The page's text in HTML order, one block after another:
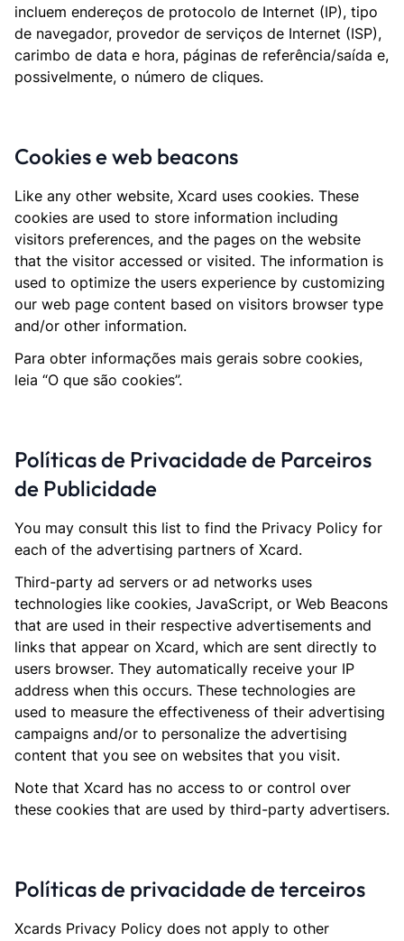
incluem endereços de protocolo de Internet (IP), tipo
de navegador, provedor de serviços de Internet (ISP),
carimbo de data e hora, páginas de referência/saída e,
possivelmente, o número de cliques.
Cookies e web beacons
Like any other website, Xcard uses cookies. These
cookies are used to store information including
visitors preferences, and the pages on the website
that the visitor accessed or visited. The information is
used to optimize the users experience by customizing
our web page content based on visitors browser type
and/or other information.
Para obter informações mais gerais sobre cookies,
leia “O que são cookies”.
Políticas de Privacidade de Parceiros
de Publicidade
You may consult this list to find the Privacy Policy for
each of the advertising partners of Xcard.
Third-party ad servers or ad networks uses
technologies like cookies, JavaScript, or Web Beacons
that are used in their respective advertisements and
links that appear on Xcard, which are sent directly to
users browser. They automatically receive your IP
address when this occurs. These technologies are
used to measure the effectiveness of their advertising
campaigns and/or to personalize the advertising
content that you see on websites that you visit.
Note that Xcard has no access to or control over
these cookies that are used by third-party advertisers.
Políticas de privacidade de terceiros
Xcards Privacy Policy does not apply to other